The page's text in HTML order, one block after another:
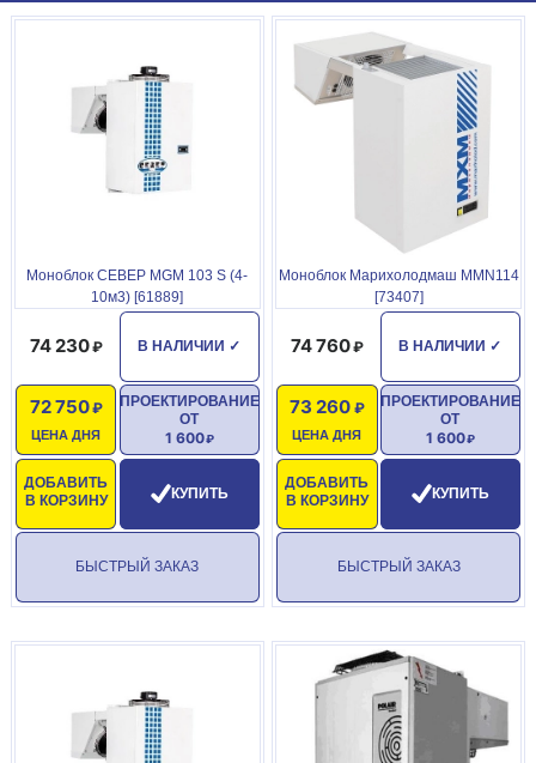
Моноблоки заправлены хладагентом, протестированы на
заводе и полностью готовы к эксплуатации.
Моноблок СЕВЕР MGM 103 S (4-
10м3) [61889]
В НАЛИЧИИ ✓
74 230
ЦЕНА ДНЯ
72 750
ДОБАВИТЬ
В КОРЗИНУ
ПРОЕКТИРОВАНИЕ
ОТ
1 600
КУПИТЬ
БЫСТРЫЙ ЗАКАЗ
Моноблок Марихолодмаш MMN114
[73407]
В НАЛИЧИИ ✓
74 760
ЦЕНА ДНЯ
73 260
ДОБАВИТЬ
В КОРЗИНУ
ПРОЕКТИРОВАНИЕ
ОТ
1 600
КУПИТЬ
БЫСТРЫЙ ЗАКАЗ